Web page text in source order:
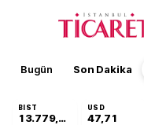
Bugün Son Dakika
BIST
13.779,39
USD
47,71